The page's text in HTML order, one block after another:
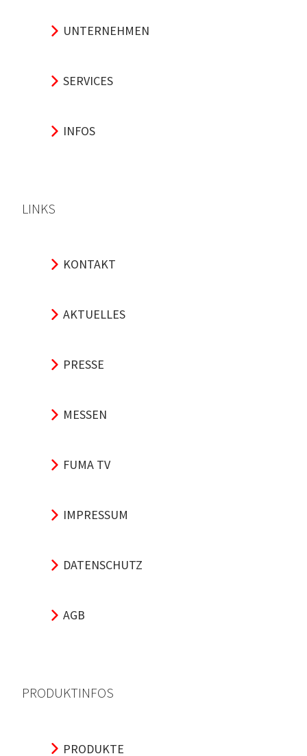
UNTERNEHMEN
SERVICES
INFOS
LINKS
KONTAKT
AKTUELLES
PRESSE
MESSEN
FUMA TV
IMPRESSUM
DATENSCHUTZ
AGB
PRODUKTINFOS
PRODUKTE